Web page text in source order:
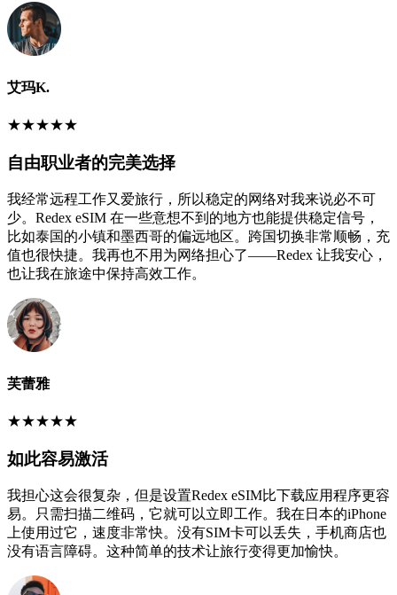
艾玛K.
★★★★★
自由职业者的完美选择
我经常远程工作又爱旅行，所以稳定的网络对我来说必不可
少。Redex eSIM 在一些意想不到的地方也能提供稳定信号，
比如泰国的小镇和墨西哥的偏远地区。跨国切换非常顺畅，充
值也很快捷。我再也不用为网络担心了——Redex 让我安心，
也让我在旅途中保持高效工作。
芙蕾雅
★★★★★
如此容易激活
我担心这会很复杂，但是设置Redex eSIM比下载应用程序更容
易。只需扫描二维码，它就可以立即工作。我在日本的iPhone
上使用过它，速度非常快。没有SIM卡可以丢失，手机商店也
没有语言障碍。这种简单的技术让旅行变得更加愉快。